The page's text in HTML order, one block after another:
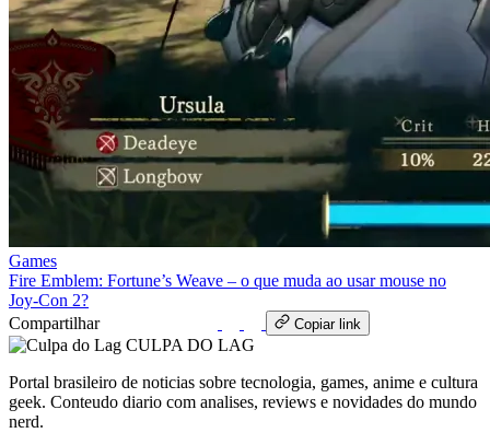
Games
Fire Emblem: Fortune’s Weave – o que muda ao usar mouse no
Joy‑Con 2?
Compartilhar
Copiar link
CULPA DO LAG
Portal brasileiro de noticias sobre tecnologia, games, anime e cultura
geek. Conteudo diario com analises, reviews e novidades do mundo
nerd.